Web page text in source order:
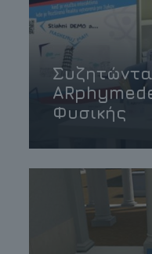
Φυσικής